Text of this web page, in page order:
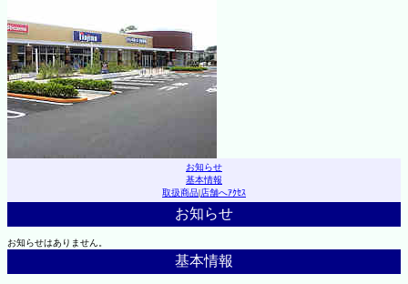
お知らせ
基本情報
取扱商品|店舗へｱｸｾｽ
お知らせ
お知らせはありません。
基本情報